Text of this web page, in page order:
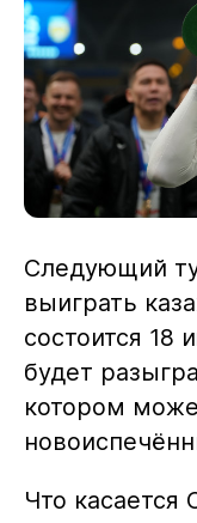
Следующий
выиграть
состоится 18
будет
котором
Что касается